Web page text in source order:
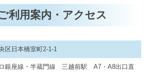
利用案内・アクセス
区日本橋室町2-1-1
銀座線・半蔵門線 三越前駅 A7・A8出口直